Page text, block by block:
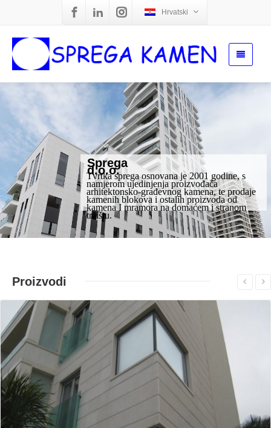
Hrvatski
Tvrtka sprega osnovana je 2001 godine, s
namjerom ujedinjenja proizvođača
arhitektonsko-građevnog kamena, te prodaje
kamenih blokova i ostalih proizvoda od
kamena I mramora na domaćem i stranom
tržištu.
Sprega
d.o.o.
Proizvodi